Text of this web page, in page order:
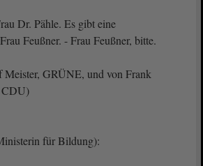
Dr. Pähle. Es gibt eine
Feußner. - Frau Feußner, bitte.
GRÜNE, und von Frank
CDU)
für Bildung):